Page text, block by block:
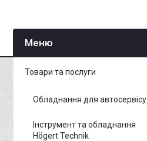
Товари та послуги
Обладнання для автосервісу
Інструмент та обладнання
Högert Technik